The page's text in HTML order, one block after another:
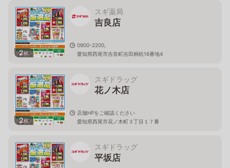
2枚
スギ薬局
吉良店
0900-2200,
愛知県西尾市吉良町吉田桐杭16番地4
2枚
スギドラッグ
花ノ木店
店舗HPをご確認ください
愛知県西尾市花ノ木町３丁目１７番
スギドラッグ
平坂店